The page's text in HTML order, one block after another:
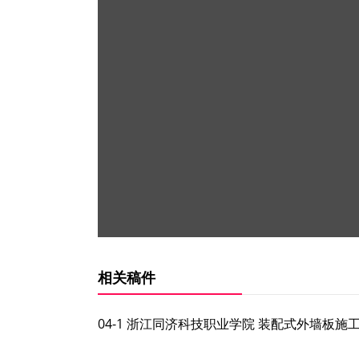
相关稿件
04-1 浙江同济科技职业学院 装配式外墙板施